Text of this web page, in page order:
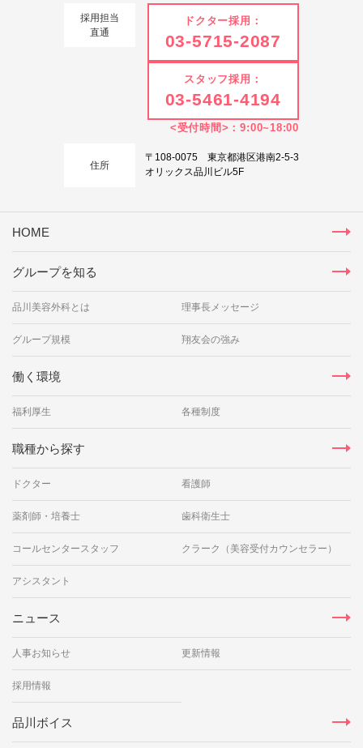
採用担当
直通
ドクター採用：
03-5715-2087
スタッフ採用：
03-5461-4194
<受付時間>：9:00~18:00
住所
〒108-0075 東京都港区港南2-5-3
オリックス品川ビル5F
HOME
グループを知る
品川美容外科とは 理事長メッセージ
グループ規模 翔友会の強み
働く環境
福利厚生 各種制度
職種から探す
ドクター 看護師
薬剤師・培養士 歯科衛生士
コールセンタースタッフ クラーク（美容受付カウンセラー）
アシスタント
ニュース
人事お知らせ 更新情報
採用情報
品川ボイス